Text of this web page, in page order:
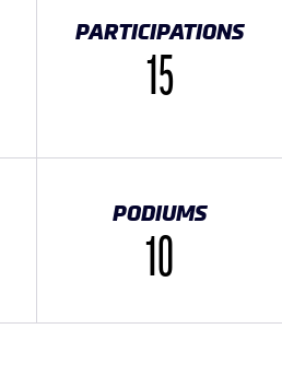
PARTICIPATIONS
15
PODIUMS
10